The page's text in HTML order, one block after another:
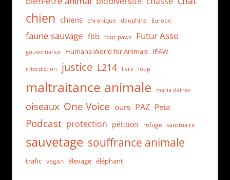
chien chiens chronique dauphins Europe
faune sauvage fbb four paws Futur Asso
gouvernance Humane World for Animals IFAW
interdiction justice L214 livre loup
maltraitance animale maria daines
oiseaux One Voice ours PAZ Peta
Podcast protection pétition refuge sanctuaire
sauvetage souffrance animale
trafic vegan élevage éléphant